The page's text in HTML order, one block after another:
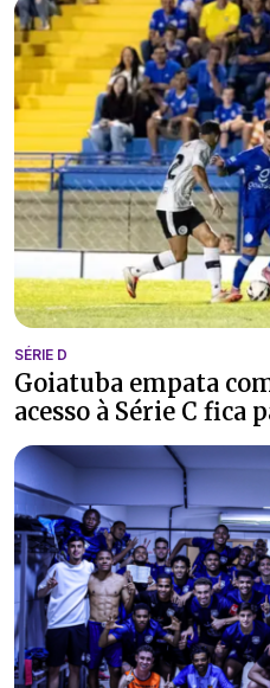
SÉRIE D
Goiatuba empata
acesso à Série C fica